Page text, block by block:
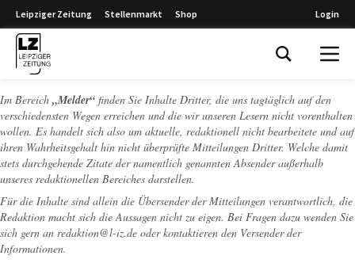
Leipziger Zeitung Stellenmarkt Shop Login
Im Bereich „Melder“ finden Sie Inhalte Dritter, die uns tagtäglich auf den
verschiedensten Wegen erreichen und die wir unseren Lesern nicht vorenthalten
wollen. Es handelt sich also um aktuelle, redaktionell nicht bearbeitete und auf
ihren Wahrheitsgehalt hin nicht überprüfte Mitteilungen Dritter. Welche damit
stets durchgehende Zitate der namentlich genannten Absender außerhalb
unseres redaktionellen Bereiches darstellen.
Für die Inhalte sind allein die Übersender der Mitteilungen verantwortlich, die
Redaktion macht sich die Aussagen nicht zu eigen. Bei Fragen dazu wenden Sie
sich gern an redaktion@l-iz.de oder kontaktieren den Versender der
Informationen.